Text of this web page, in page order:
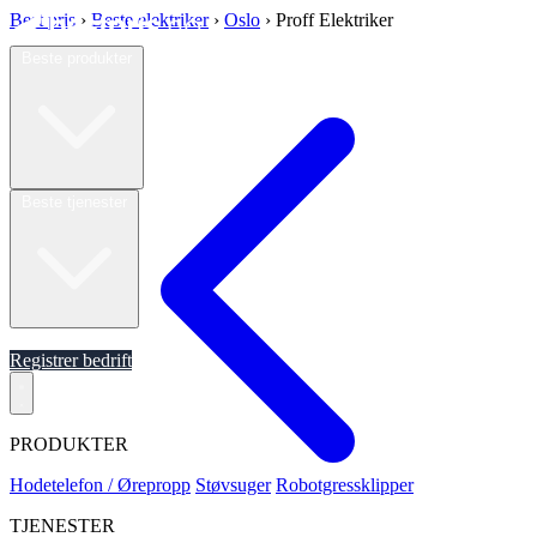
Registrer bedrift
PRODUKTER
Hodetelefon / Ørepropp Støvsuger Robotgressklipper
TJENESTER
Best pris › Beste elektriker › Oslo › Proff Elektriker